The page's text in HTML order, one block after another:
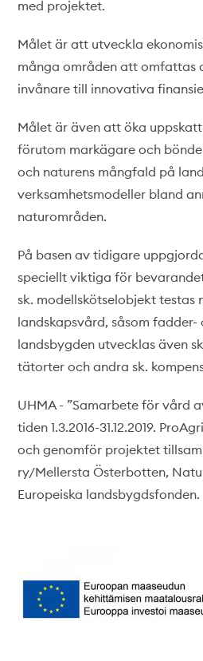
med projektet.
Målet är att utveckla
många områden att omfattas
invånare till innovativa
Målet är även att öka
förutom markägare och
och naturens mångfald på
verksamhetsmodeller bland
naturområden.
På basen av tidigare
speciellt viktiga för
sk. modellskötselobjekt testas
landskapsvård, såsom
landsbygden utvecklas även
tätorter och andra sk.
UHMA - ”Samarbete för vård
tiden 1.3.2016-31.12.2019.
och genomför projektet
ry/Mellersta Österbotten,
Europeiska landsbygdsfonden.